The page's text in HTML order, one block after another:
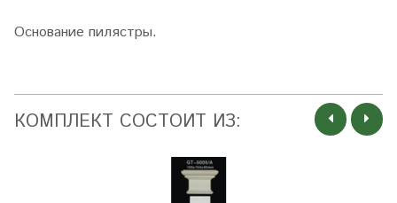
Основание пилястры.
КОМПЛЕКТ СОСТОИТ ИЗ: